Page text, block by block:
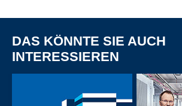
DAS KÖNNTE SIE AUCH
INTERESSIEREN